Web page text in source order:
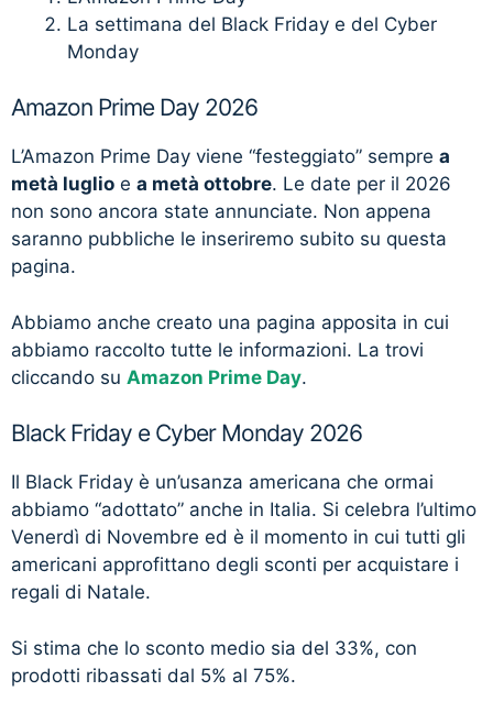
La settimana del Black Friday e del Cyber
Monday
Amazon Prime Day 2026
L’Amazon Prime Day viene “festeggiato” sempre a
metà luglio e a metà ottobre. Le date per il 2026
non sono ancora state annunciate. Non appena
saranno pubbliche le inseriremo subito su questa
pagina.
Abbiamo anche creato una pagina apposita in cui
abbiamo raccolto tutte le informazioni. La trovi
cliccando su Amazon Prime Day.
Black Friday e Cyber Monday 2026
Il Black Friday è un’usanza americana che ormai
abbiamo “adottato” anche in Italia. Si celebra l’ultimo
Venerdì di Novembre ed è il momento in cui tutti gli
americani approfittano degli sconti per acquistare i
regali di Natale.
Si stima che lo sconto medio sia del 33%, con
prodotti ribassati dal 5% al 75%.